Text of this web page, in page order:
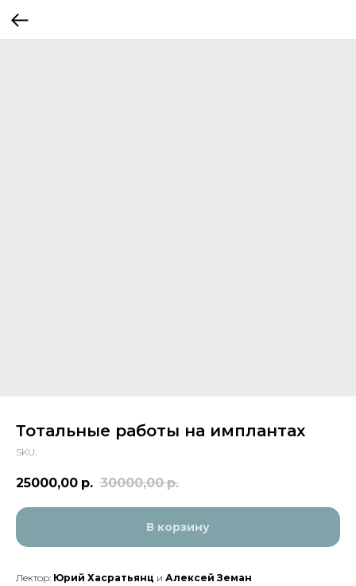
Тотальные работы на имплантах
SKU:
25000,00 р. 30000,00 р.
В корзину
Лектор: Юрий Хасратьянц и Алексей Земан